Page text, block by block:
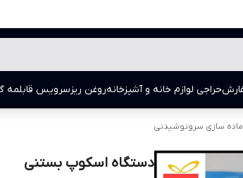
حراجی لوازم خانه و آشپزخانهروغن ریزسرویس قابلمه
سازی سرونوشیدنی
دستگاه اسکوپ بستنی